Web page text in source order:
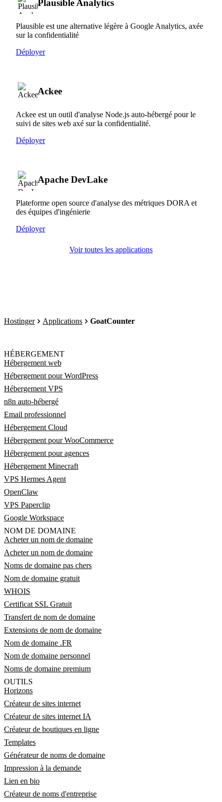
Plausible Analytics
Plausible est une alternative légère à Google Analytics, axée
sur la confidentialité
Déployer
Ackee
Ackee est un outil d'analyse Node.js auto-hébergé pour le
suivi de sites web axé sur la confidentialité.
Déployer
Apache DevLake
Plateforme open source d'analyse des métriques DORA et
des équipes d'ingénierie
Déployer
Voir toutes les applications
Hostinger Applications GoatCounter
HÉBERGEMENT
Hébergement web
Hébergement pour WordPress
Hébergement VPS
n8n auto-hébergé
Email professionnel
Hébergement Cloud
Hébergement pour WooCommerce
Hébergement pour agences
Hébergement Minecraft
VPS Hermes Agent
OpenClaw
VPS Paperclip
Google Workspace
NOM DE DOMAINE
Acheter un nom de domaine
Acheter un nom de domaine
Noms de domaine pas chers
Nom de domaine gratuit
WHOIS
Certificat SSL Gratuit
Transfert de nom de domaine
Extensions de nom de domaine
Nom de domaine .FR
Nom de domaine personnel
Noms de domaine premium
OUTILS
Horizons
Créateur de sites internet
Créateur de sites internet IA
Créateur de boutiques en ligne
Templates
Générateur de noms de domaine
Impression à la demande
Lien en bio
Créateur de noms d'entreprise